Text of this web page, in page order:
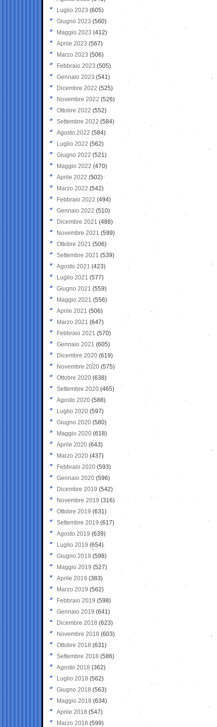
Luglio 2023 (605)
Giugno 2023 (560)
Maggio 2023 (412)
Aprile 2023 (567)
Marzo 2023 (506)
Febbraio 2023 (505)
Gennaio 2023 (541)
Dicembre 2022 (525)
Novembre 2022 (526)
Ottobre 2022 (552)
Settembre 2022 (584)
Agosto 2022 (584)
Luglio 2022 (562)
Giugno 2022 (521)
Maggio 2022 (470)
Aprile 2022 (502)
Marzo 2022 (542)
Febbraio 2022 (494)
Gennaio 2022 (510)
Dicembre 2021 (488)
Novembre 2021 (599)
Ottobre 2021 (506)
Settembre 2021 (539)
Agosto 2021 (423)
Luglio 2021 (577)
Giugno 2021(559)
Maggio 2021 (556)
Aprile 2021 (506)
Marzo 2021 (647)
Febbraio 2021 (570)
Gennaio 2021 (605)
Dicembre 2020 (619)
Novembre 2020 (575)
Ottobre 2020 (638)
Settembre 2020(465)
Agosto 2020 (588)
Luglio 2020 (597)
Giugno 2020 (580)
Maggio 2020 (618)
Aprile 2020 (643)
Marzo 2020 (437)
Febbraio 2020 (593)
Gennaio 2020 (596)
Dicembre 2019 (542)
Novembre 2019 (316)
Ottobre 2019 (631)
Settembre 2019 (617)
Agosto 2019 (639)
Luglio 2019 (654)
Giugno 2019 (598)
Maggio 2019 (527)
Aprile 2019 (383)
Marzo 2019 (562)
Febbraio 2019 (598)
Gennaio 2019 (641)
Dicembre 2018 (623)
Novembre 2018 (603)
Ottobre 2018 (631)
Settembre 2018 (586)
Agosto 2018 (362)
Luglio 2018 (562)
Giugno 2018 (563)
Maggio 2018 (634)
Aprile 2018 (547)
Marzo 2018 (599)